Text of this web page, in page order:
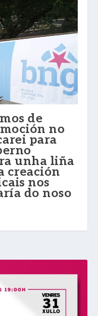
de
no
para
unha liña
creación
nos
do noso